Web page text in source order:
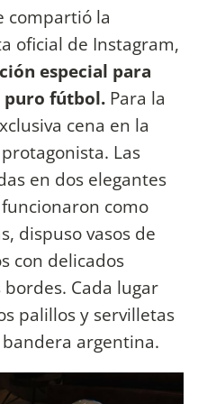
compartió la
oficial de Instagram,
especial para
puro fútbol. Para la
cena en la
Las
en dos elegantes
como
dispuso vasos de
con delicados
Cada lugar
palillos y servilletas
argentina.